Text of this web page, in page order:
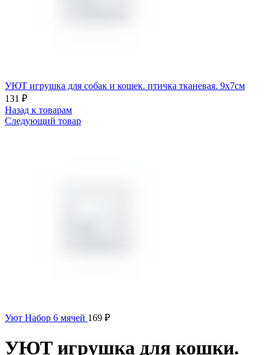
УЮТ игрушка для собак и кошек. птичка тканевая. 9х7см
131 ₽
Назад к товарам
Следующий товар
Уют Набор 6 мячей 169 ₽
УЮТ игрушка для кошки.